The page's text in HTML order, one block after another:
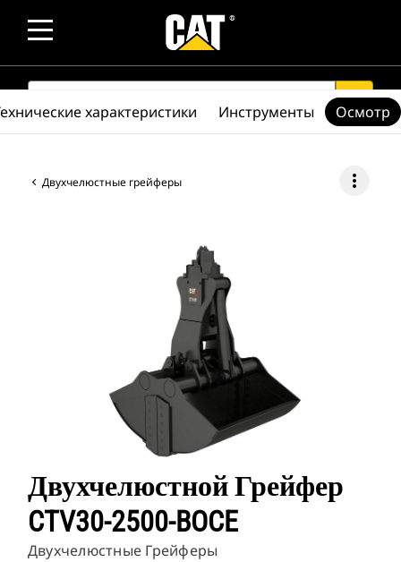
SEARCH search
Двухчелюстные грейферы more_vert
Двухчелюстной Грейфер
CTV30-2500-BOCE
Двухчелюстные Грейферы
характеристики Инструменты Осмотр